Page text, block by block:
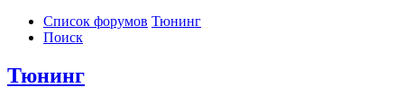
Список форумов Тюнинг
Поиск
Тюнинг